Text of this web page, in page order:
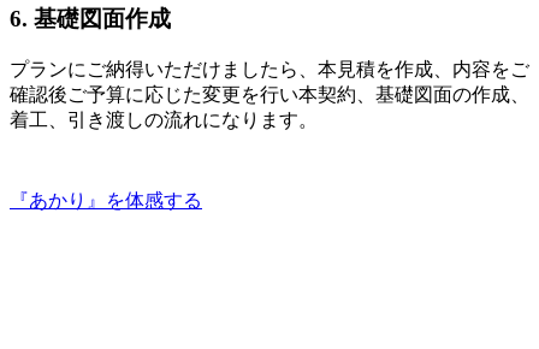
6. 基礎図面作成
プランにご納得いただけましたら、本見積を作成、内容をご
確認後ご予算に応じた変更を行い本契約、基礎図面の作成、
着工、引き渡しの流れになります。
『あかり』を体感する